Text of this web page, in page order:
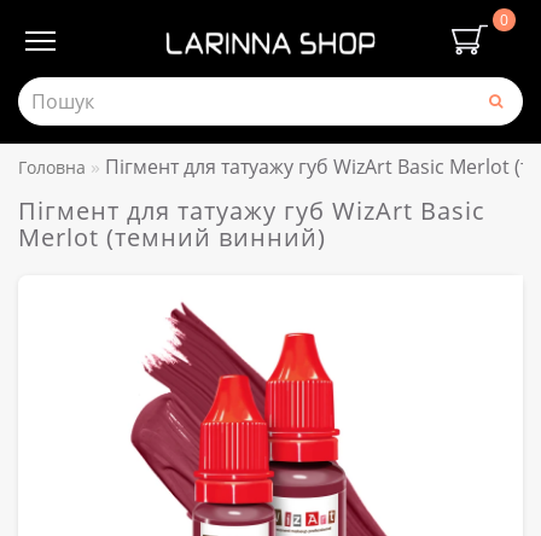
0
Головна Пігмент для татуажу губ WizArt Basic Merlot
Пігмент для татуажу губ WizArt Basic
Merlot (темний винний)